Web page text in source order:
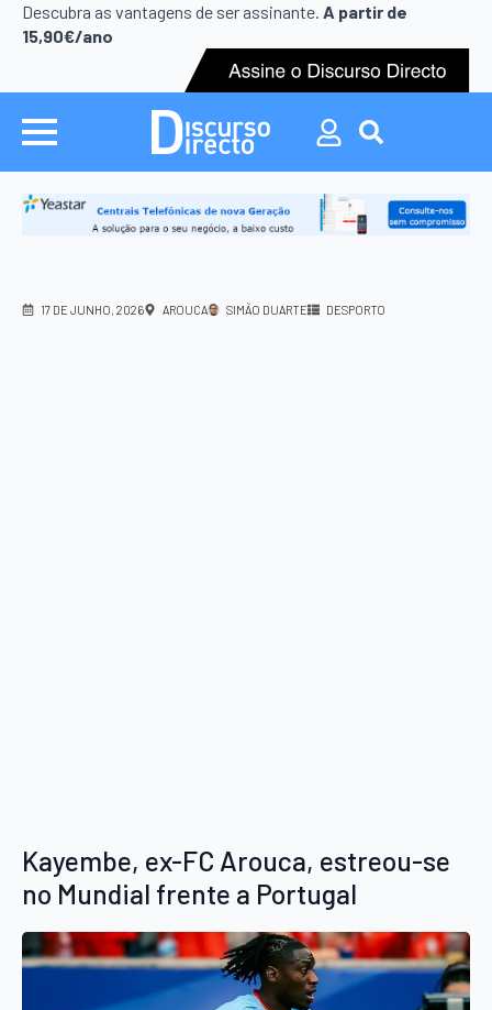
Descubra as vantagens de ser assinante. A partir de
15,90€/ano
Search
for:
17 DE JUNHO, 2026 AROUCA SIMÃO DUARTE DESPORTO
Kayembe, ex-FC Arouca, estreou-se
no Mundial frente a Portugal